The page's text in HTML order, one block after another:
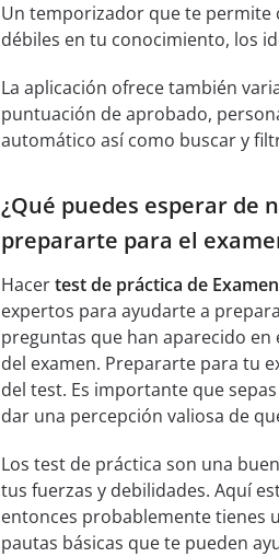
Un temporizador que te permite
débiles en tu conocimiento, los
La aplicación ofrece también
puntuación de aprobado,
automático así como buscar y
¿Qué puedes esperar de
prepararte para el
Hacertest de práctica de
expertos para ayudarte a
preguntas que han aparecido
del examen. Prepararte para tu
del test. Es importante que
dar una percepción valiosa de
Los test de práctica son una
tus fuerzas y debilidades. Aquí
entonces probablemente tienes
pautas básicas que te pueden